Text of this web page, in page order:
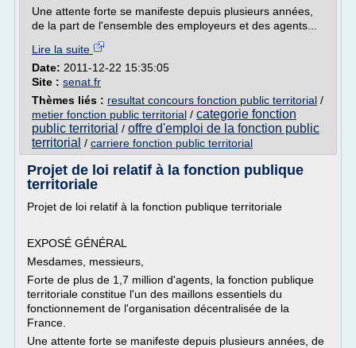
Une attente forte se manifeste depuis plusieurs années,
de la part de l'ensemble des employeurs et des agents...
Lire la suite
Date: 2011-12-22 15:35:05
Site : senat.fr
Thèmes liés : resultat concours fonction public territorial /
metier fonction public territorial / categorie fonction
public territorial / offre d'emploi de la fonction public
territorial / carriere fonction public territorial
Projet de loi relatif à la fonction publique
territoriale
Projet de loi relatif à la fonction publique territoriale
EXPOSÉ GÉNÉRAL
Mesdames, messieurs,
Forte de plus de 1,7 million d'agents, la fonction publique
territoriale constitue l'un des maillons essentiels du
fonctionnement de l'organisation décentralisée de la
France.
Une attente forte se manifeste depuis plusieurs années, de